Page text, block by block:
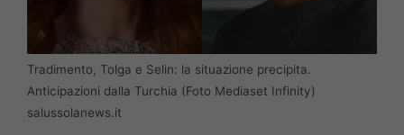
Tradimento, Tolga e Selin: la situazione precipita.
Anticipazioni dalla Turchia (Foto Mediaset Infinity)
salussolanews.it